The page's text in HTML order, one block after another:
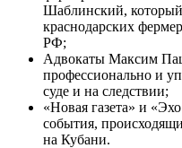
Шаблинский,
краснодарских
РФ;
Адвокаты Максим
профессионально и
суде и на следствии;
«Новая газета» и
события,
на Кубани.